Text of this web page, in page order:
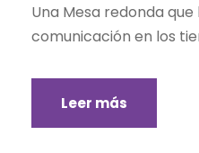
Una Mesa redonda
comunicación en los
Leer más